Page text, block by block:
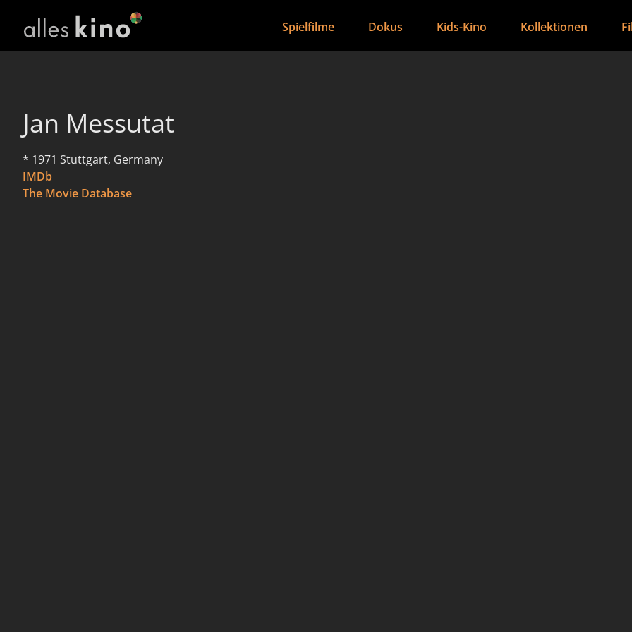
Spielfilme Dokus Kids-Kino Kollektionen
Jan Messutat
* 1971 Stuttgart, Germany
IMDb
The Movie Database